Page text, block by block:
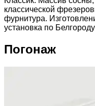
классической
фурнитура.
установка по
Погонаж